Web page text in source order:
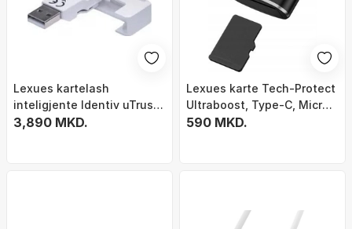
Lexues kartelash
inteligjente Identiv uTrust
SmartFold SCR3500 C, USB,
3,890 MKD.
Lexues karte Tech-Protect
Ultraboost, Type-C, Micro
SD TF, i zi
590 MKD.